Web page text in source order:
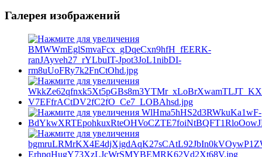
Галерея изображений